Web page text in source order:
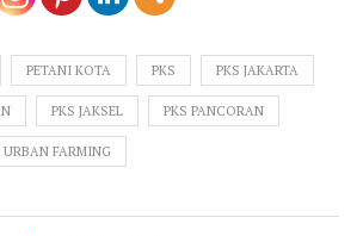
PETANI KOTA PKS PKS JAKARTA
PKS JAKSEL PKS PANCORAN
URBAN FARMING